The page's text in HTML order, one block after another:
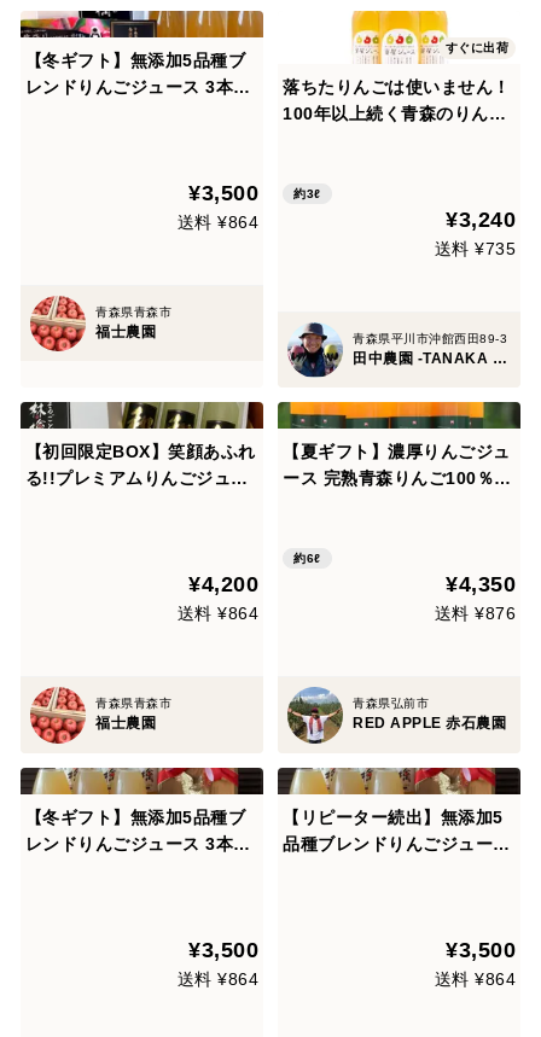
【冬ギフト】無添加5品種ブ
レンドりんごジュース 3本セ
¥3,500
送料 ¥864
青森県青森市
福士農園
すぐに出荷
落ちたりんごは使いません！
100年以上続く青森のりんご
ス』１リットル瓶×３本
約3ℓ
¥3,240
送料 ¥735
青森県平川市沖館西田89-3
田中農園 -TANAKA FARM since 1893-
【初回限定BOX】笑顔あふれ
る!!プレミアムりんごジュー
¥4,200
送料 ¥864
青森県青森市
福士農園
【夏ギフト】濃厚りんごジュ
ース 完熟青森りんご100％
約6ℓ
¥4,350
送料 ¥876
青森県弘前市
RED APPLE 赤石農園
【冬ギフト】無添加5品種ブ
レンドりんごジュース 3本セ
¥3,500
送料 ¥864
【リピーター続出】無添加5
品種ブレンドりんごジュース
¥3,500
送料 ¥864